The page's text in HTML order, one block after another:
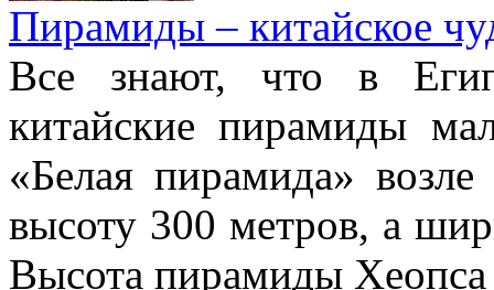
Пирамиды – китайское
Все знают, что в
китайские пирамиды
«Белая пирамида»
высоту 300 метров, а
Высота пирамиды Хеопса